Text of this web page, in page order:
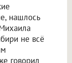
нашлось
не всё
говорил